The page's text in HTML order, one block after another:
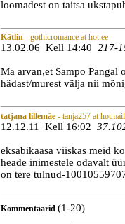
loomadest on taitsa
Kätlin - gothicromance at hot.ee
13.02.06 Kell 14:40 217-
Ma arvan,et Sampo Pangal
hädast/murest välja nii
tatjana lillemäe - tanja257 at
12.12.11 Kell 16:02
eksabikaasa viiskas meid
heade inimestele odavalt
on tere tulnud-
Kommentaarid (1-20)